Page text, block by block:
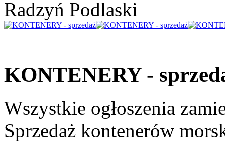
Radzyń Podlaski
KONTENERY -
Wszystkie ogłoszenia
Sprzedaż kontenerów